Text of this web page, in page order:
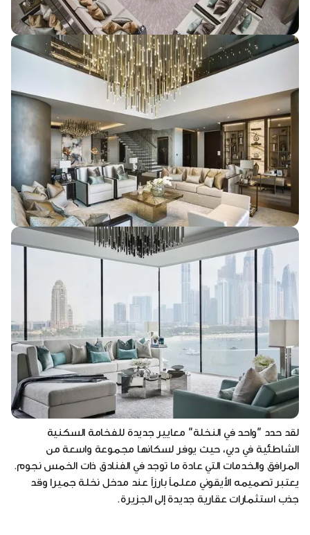
لقد حدد "واحد في النخلة" معايير جديدة للفخامة السكنية
الشاطئية في دبي، حيث يوفر لسكانها مجموعة واسعة من
المرافق والخدمات التي عادة ما توجد في الفنادق ذات الخمس نجوم.
يعتبر تصميمه الأيقوني معلماً بارزاً عند مدخل نخلة جميرا وقد
جذب استثمارات عقارية جديدة إلى الجزيرة.